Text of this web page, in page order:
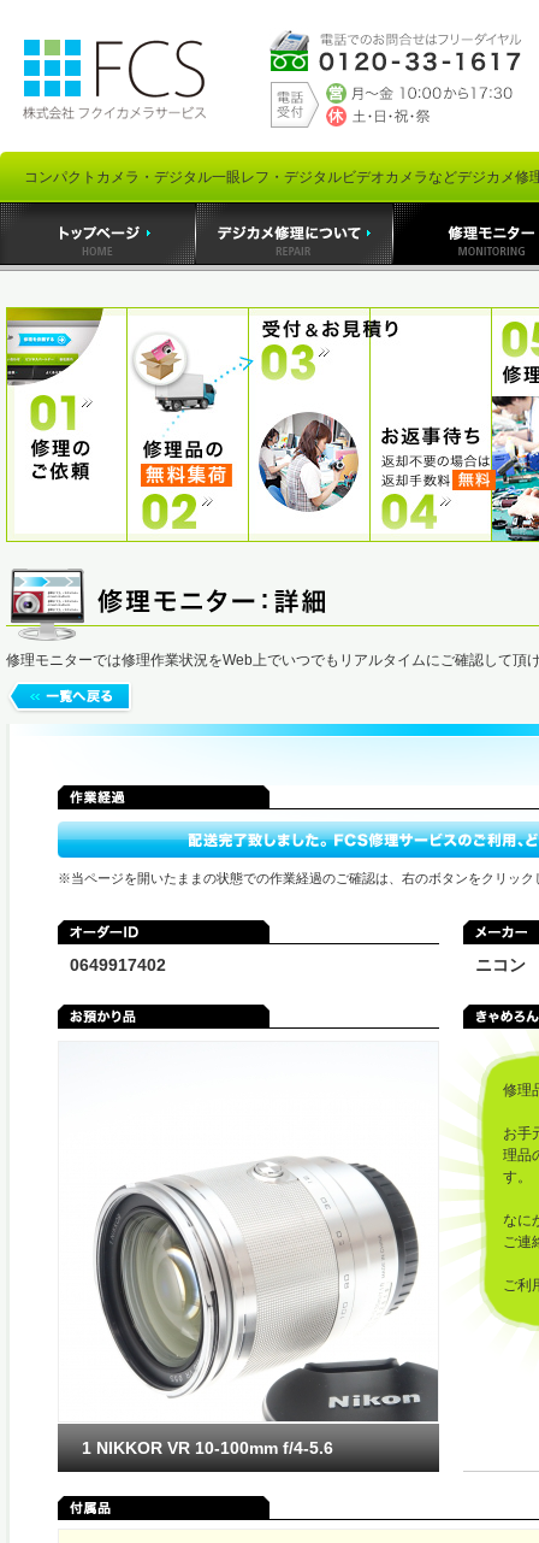
コンパクトカメラ・デジタル一眼レフ・デジタルビデオカメラなどデジカメ修
修理モニターでは修理作業状況をWeb上でいつでもリアルタイムにご確認して頂
※当ページを開いたままの状態での作業経過のご確認は、右のボタンをクリック
0649917402 ニコン
修理
お手
理品
す。
なに
ご連
ご利
1 NIKKOR VR 10-100mm f/4-5.6